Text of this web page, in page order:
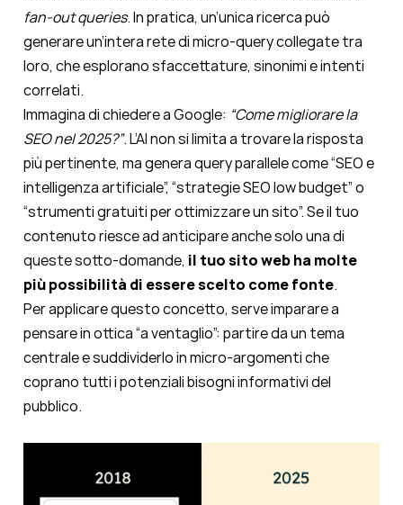
fan-out queries. In pratica, un’unica ricerca può
generare un’intera rete di micro-query collegate tra
loro, che esplorano sfaccettature, sinonimi e intenti
correlati.
Immagina di chiedere a Google: “Come migliorare la
SEO nel 2025?”. L’AI non si limita a trovare la risposta
più pertinente, ma genera query parallele come “SEO e
intelligenza artificiale”, “strategie SEO low budget” o
“strumenti gratuiti per ottimizzare un sito”. Se il tuo
contenuto riesce ad anticipare anche solo una di
queste sotto-domande, il tuo sito web ha molte
più possibilità di essere scelto come fonte.
Per applicare questo concetto, serve imparare a
pensare in ottica “a ventaglio”: partire da un tema
centrale e suddividerlo in micro-argomenti che
coprano tutti i potenziali bisogni informativi del
pubblico.